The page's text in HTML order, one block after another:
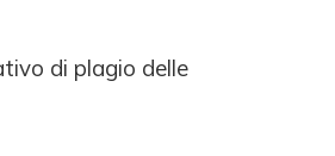
di plagio delle